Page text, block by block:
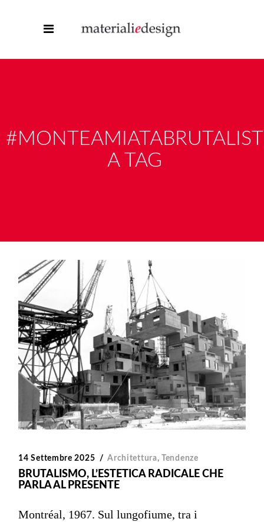
#MONTEAMIATABRUTALIST
A TAG
14 Settembre 2025 Architettura, Tendenze
BRUTALISMO, L’ESTETICA RADICALE CHE
PARLA AL PRESENTE
Montréal, 1967. Sul lungofiume, tra i